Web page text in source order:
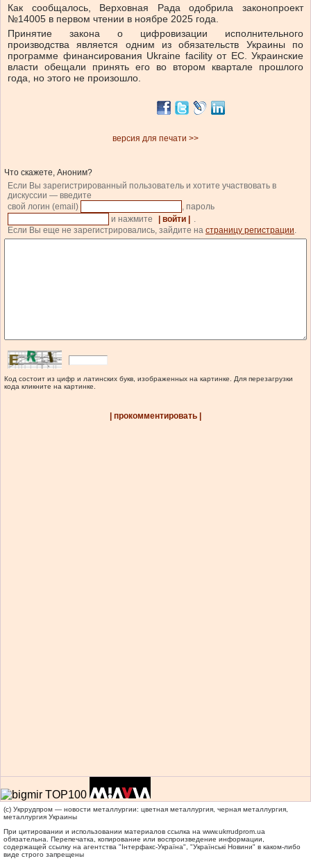
Как сообщалось, Верховная Рада одобрила законопроект
№14005 в первом чтении в ноябре 2025 года.
Принятие закона о цифровизации исполнительного
производства является одним из обязательств Украины по
программе финансирования Ukraine facility от ЕС. Украинские
власти обещали принять его во втором квартале прошлого
года, но этого не произошло.
версия для печати >>
Что скажете, Аноним?
Если Вы зарегистрированный пользователь и хотите участвовать в
дискуссии — введите
свой логин (email)
, пароль
и нажмите
| войти |
.
Если Вы еще не зарегистрировались, зайдите на страницу регистрации.
Код состоит из цифр и латинских букв, изображенных на картинке. Для перезагрузки
кода кликните на картинке.
| прокомментировать |
(c) Укррудпром — новости металлургии: цветная металлургия, черная металлургия,
металлургия Украины
При цитировании и использовании материалов ссылка на www.ukrrudprom.ua
обязательна. Перепечатка, копирование или воспроизведение информации,
содержащей ссылку на агентства "Iнтерфакс-Україна", "Українськi Новини" в каком-либо
виде строго запрещены